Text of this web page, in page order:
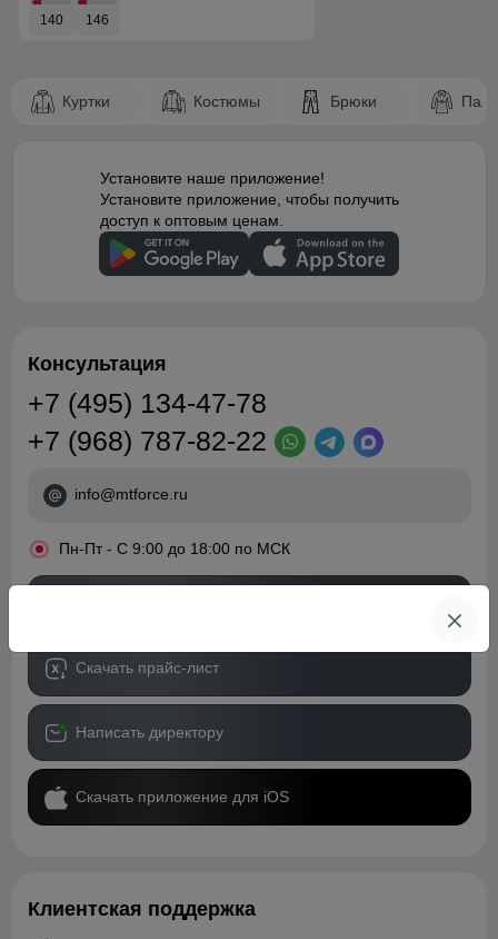
140 146
Куртки Костюмы Брюки
Установите наше приложение!
Установите приложение, чтобы получить
доступ к оптовым ценам.
Консультация
+7 (495) 134-47-78
+7 (968) 787-82-22
info@mtforce.ru
• Пн-Пт - С 9:00 до 18:00 по МСК
Скачать прайс-лист
Написать директору
Скачать приложение для iOS
Клиентская поддержка